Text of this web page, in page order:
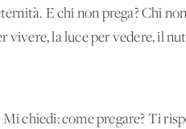
E chi non prega? Chi
vivere, la luce per vedere, il
chiedi: come pregare? Ti